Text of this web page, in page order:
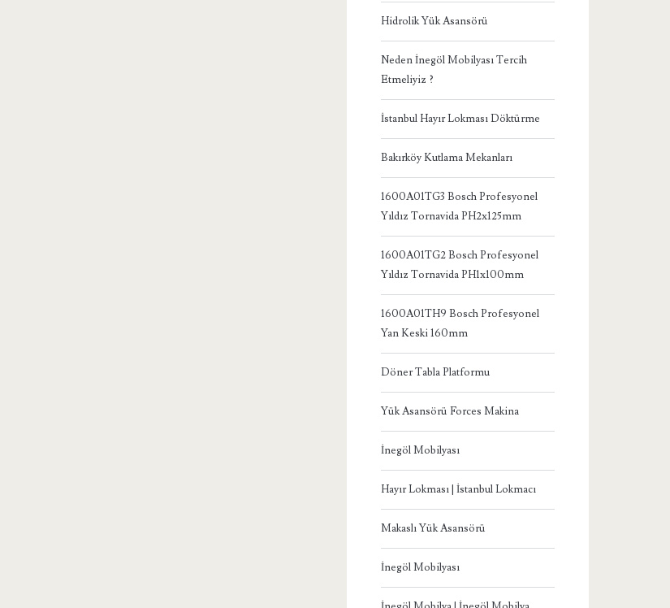
Hidrolik Yük Asansörü
Neden İnegöl Mobilyası Tercih
Etmeliyiz ?
İstanbul Hayır Lokması Döktürme
Bakırköy Kutlama Mekanları
1600A01TG3 Bosch Profesyonel
Yıldız Tornavida PH2x125mm
1600A01TG2 Bosch Profesyonel
Yıldız Tornavida PH1x100mm
1600A01TH9 Bosch Profesyonel
Yan Keski 160mm
Döner Tabla Platformu
Yük Asansörü Forces Makina
İnegöl Mobilyası
Hayır Lokması | İstanbul Lokmacı
Makaslı Yük Asansörü
İnegöl Mobilyası